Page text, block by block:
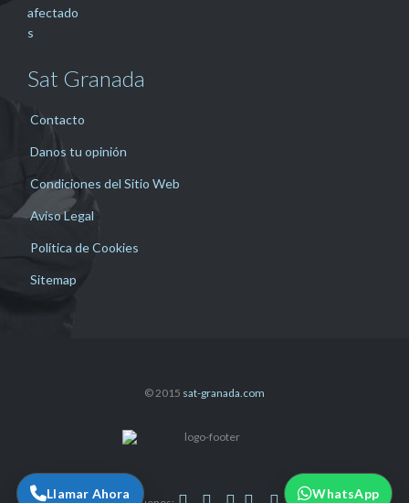
Sat Granada
Contacto
Danos tu opinión
Condiciones del Sitio Web
Aviso Legal
Política de Cookies
Sitemap
© 2015 sat-granada.com
Llamar Ahora WhatsApp